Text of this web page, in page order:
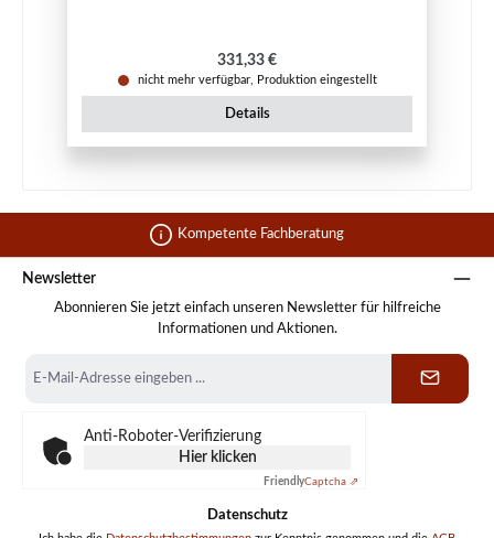
Regulärer Preis:
331,33 €
nicht mehr verfügbar, Produktion eingestellt
Details
Kompetente Fachberatung
Newsletter
Abonnieren Sie jetzt einfach unseren Newsletter für hilfreiche
Informationen und Aktionen.
Mail-
Anti-Roboter-Verifizierung
Hier klicken
FriendlyCaptcha ⇗
Datenschutz